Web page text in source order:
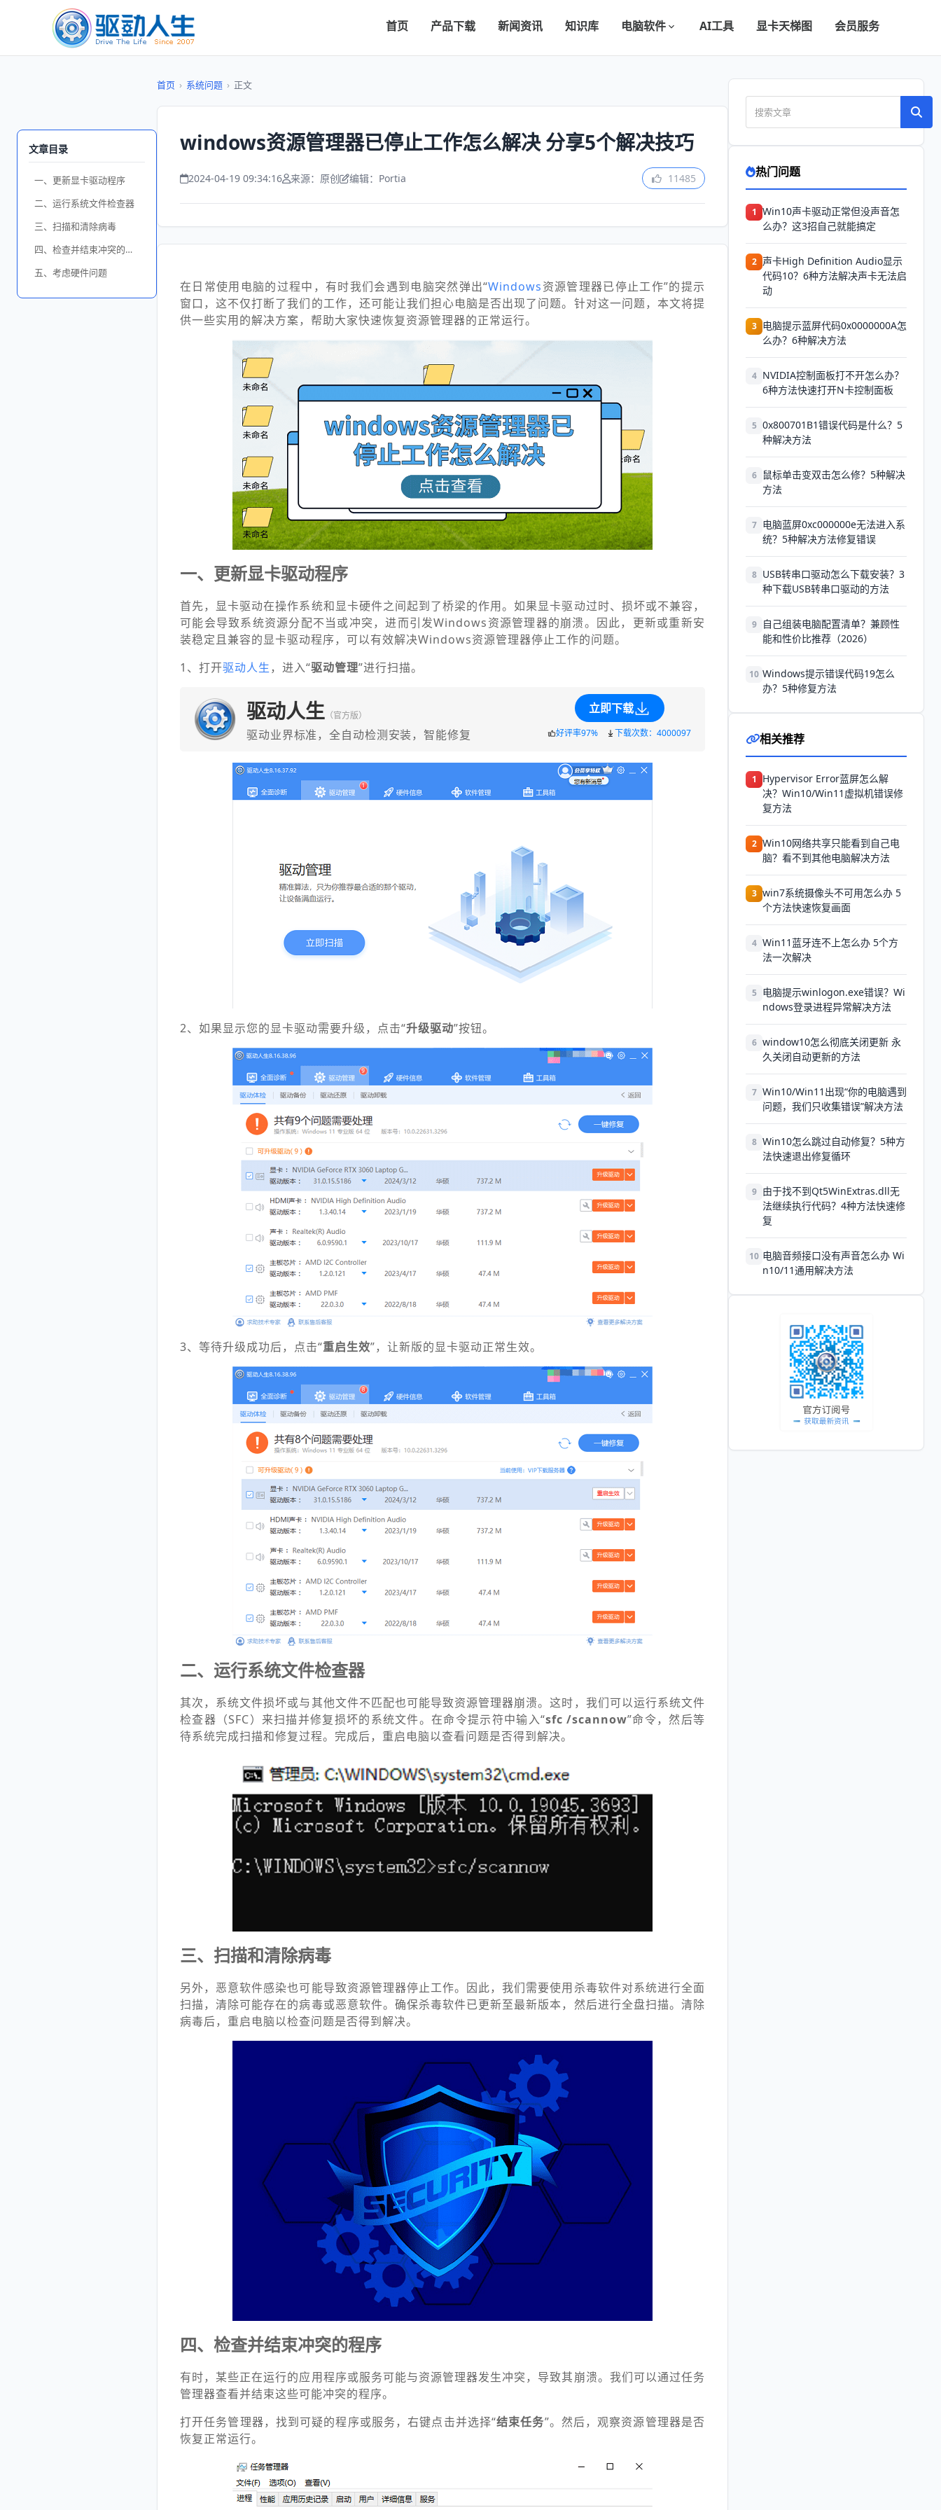
首页 产品下载 新闻资讯 知识库 电脑软件 AI工具 显卡天梯图 会员服务
文章目录
一、更新显卡驱动程序
二、运行系统文件检查器
三、扫描和清除病毒
四、检查并结束冲突的程序
五、考虑硬件问题
首页 › 系统问题 › 正文
windows资源管理器已停止工作怎么解决 分享5个解决技巧
2024-04-19 09:34:16 来源：原创 编辑：Portia 11485
在日常使用电脑的过程中，有时我们会遇到电脑突然弹出“Windows资源管理器已停止工作”的提示
窗口，这不仅打断了我们的工作，还可能让我们担心电脑是否出现了问题。针对这一问题，本文将提
供一些实用的解决方案，帮助大家快速恢复资源管理器的正常运行。
一、更新显卡驱动程序
首先，显卡驱动在操作系统和显卡硬件之间起到了桥梁的作用。如果显卡驱动过时、损坏或不兼容，
可能会导致系统资源分配不当或冲突，进而引发Windows资源管理器的崩溃。因此，更新或重新安
装稳定且兼容的显卡驱动程序，可以有效解决Windows资源管理器停止工作的问题。
1、打开驱动人生 ，进入“驱动管理”进行扫描。
驱动人生 （官方版）
驱动业界标准，全自动检测安装，智能修复
立即下载
好评率97% 下载次数：4000097
2、如果显示您的显卡驱动需要升级，点击“升级驱动”按钮。
3、等待升级成功后，点击“重启生效”，让新版的显卡驱动正常生效。
二、运行系统文件检查器
其次，系统文件损坏或与其他文件不匹配也可能导致资源管理器崩溃。这时，我们可以运行系统文件
检查器（SFC）来扫描并修复损坏的系统文件。在命令提示符中输入“sfc /scannow”命令，然后等
待系统完成扫描和修复过程。完成后，重启电脑以查看问题是否得到解决。
三、扫描和清除病毒
另外，恶意软件感染也可能导致资源管理器停止工作。因此，我们需要使用杀毒软件对系统进行全面
扫描，清除可能存在的病毒或恶意软件。确保杀毒软件已更新至最新版本，然后进行全盘扫描。清除
病毒后，重启电脑以检查问题是否得到解决。
四、检查并结束冲突的程序
有时，某些正在运行的应用程序或服务可能与资源管理器发生冲突，导致其崩溃。我们可以通过任务
管理器查看并结束这些可能冲突的程序。
打开任务管理器，找到可疑的程序或服务，右键点击并选择“结束任务”。然后，观察资源管理器是否
恢复正常运行。
热门问题
1 Win10声卡驱动正常但没声音怎
么办？这3招自己就能搞定
2 声卡High Definition Audio显示
代码10？6种方法解决声卡无法启
动
3 电脑提示蓝屏代码0x0000000A怎
么办？6种解决方法
4 NVIDIA控制面板打不开怎么办？
6种方法快速打开N卡控制面板
5 0x800701B1错误代码是什么？5
种解决方法
6
鼠标单击变双击怎么修？5种解决
方法
7 电脑蓝屏0xc000000e无法进入系
统？5种解决方法修复错误
8 USB转串口驱动怎么下载安装？3
种下载USB转串口驱动的方法
9
自己组装电脑配置清单？兼顾性
能和性价比推荐（2026）
10 Windows提示错误代码19怎么
办？5种修复方法
相关推荐
1
Hypervisor Error蓝屏怎么解
决？Win10/Win11虚拟机错误修
复方法
2 Win10网络共享只能看到自己电
脑？看不到其他电脑解决方法
3 win7系统摄像头不可用怎么办 5
个方法快速恢复画面
4 Win11蓝牙连不上怎么办 5个方
法一次解决
5 电脑提示winlogon.exe错误？Wi
ndows登录进程异常解决方法
6 window10怎么彻底关闭更新 永
久关闭自动更新的方法
7 Win10/Win11出现“你的电脑遇到
问题，我们只收集错误”解决方法
8 Win10怎么跳过自动修复？5种方
法快速退出修复循环
9 由于找不到Qt5WinExtras.dll无
法继续执行代码？4种方法快速修
复
10 电脑音频接口没有声音怎么办 Wi
n10/11通用解决方法